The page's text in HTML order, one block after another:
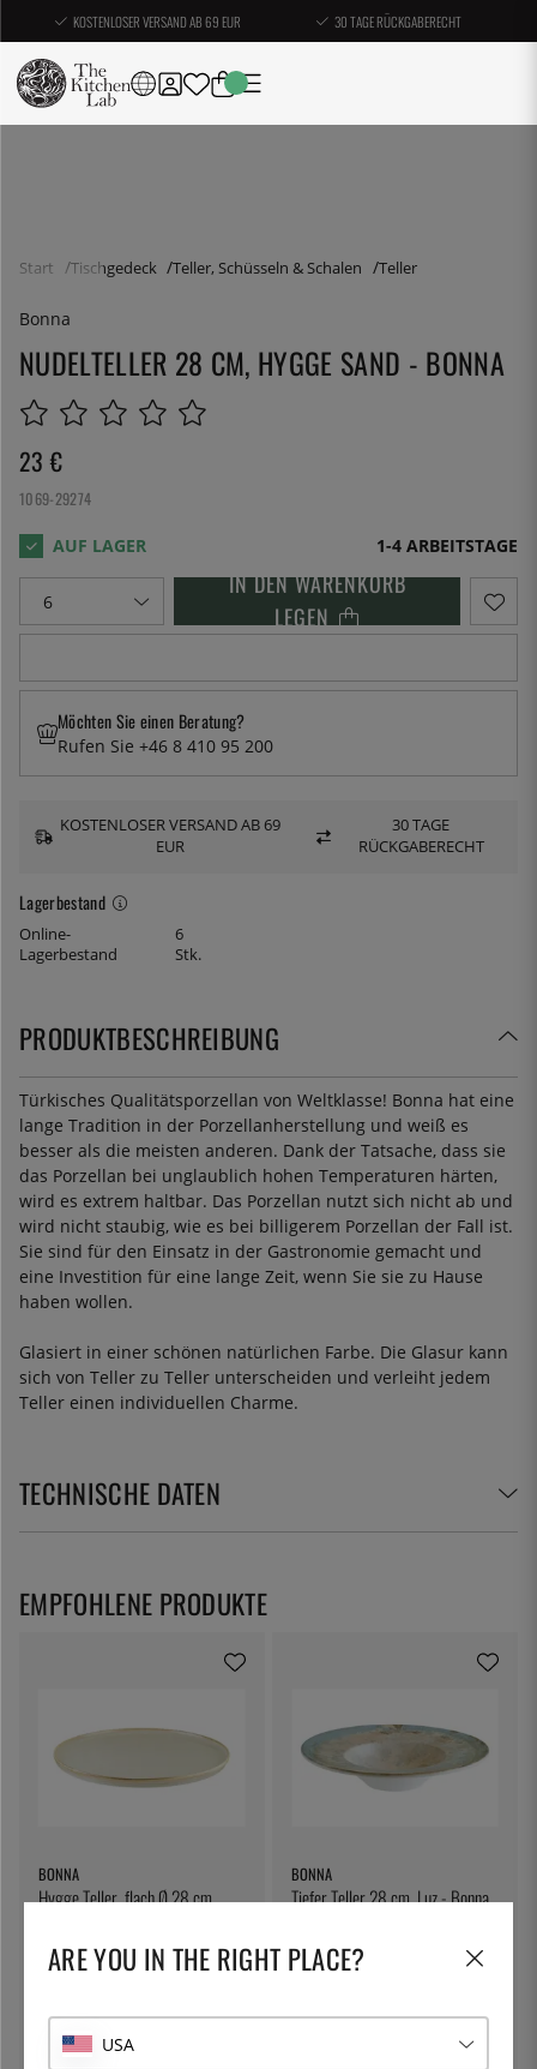
KOSTENLOSER VERSAND AB 69 EUR 30 TAGE RÜCKGABERECHT
Start Tischgedeck Teller, Schüsseln & Schalen Teller
Bonna
NUDELTELLER 28 CM, HYGGE SAND - BONNA
23 €
1069-29274
1-4 ARBEITSTAGE
IN DEN WARENKORB
LEGEN
Lagerbestand
Online-
Lagerbestand
6
Stk.
Möchten Sie einen Beratung?
Rufen Sie +46 8 410 95 200
KOSTENLOSER VERSAND AB 69
EUR
30 TAGE
RÜCKGABERECHT
PRODUKTBESCHREIBUNG
Türkisches Qualitätsporzellan von Weltklasse! Bonna hat eine
lange Tradition in der Porzellanherstellung und weiß es
besser als die meisten anderen. Dank der Tatsache, dass sie
das Porzellan bei unglaublich hohen Temperaturen härten,
wird es extrem haltbar. Das Porzellan nutzt sich nicht ab und
wird nicht staubig, wie es bei billigerem Porzellan der Fall ist.
Sie sind für den Einsatz in der Gastronomie gemacht und
eine Investition für eine lange Zeit, wenn Sie sie zu Hause
haben wollen.
Glasiert in einer schönen natürlichen Farbe. Die Glasur kann
sich von Teller zu Teller unterscheiden und verleiht jedem
Teller einen individuellen Charme.
TECHNISCHE DATEN
BONNA
Hygge Teller, flach Ø 28 cm,
20 €
BONNA
Tiefer Teller 28 cm, Luz - Bonna
21 €
EMPFOHLENE PRODUKTE
ARE YOU IN THE RIGHT PLACE?
USA